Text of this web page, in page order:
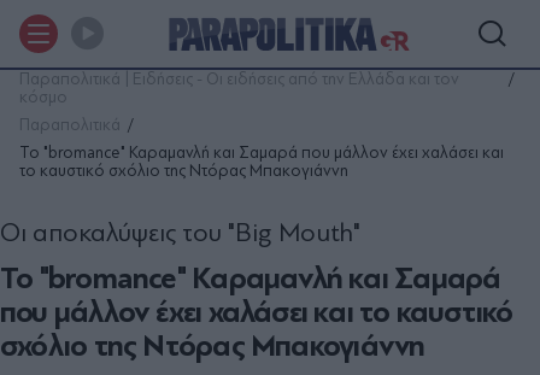
Παραπολιτικά | Ειδήσεις - Οι ειδήσεις από την Ελλάδα και τον
κόσμο
Παραπολιτικά
Το "bromance" Καραμανλή και Σαμαρά που μάλλον έχει χαλάσει και
το καυστικό σχόλιο της Ντόρας Μπακογιάννη
Το "bromance" Καραμανλή και Σαμαρά
που μάλλον έχει χαλάσει και το καυστικό
σχόλιο της Ντόρας Μπακογιάννη
Οι αποκαλύψεις του "Big Mouth"